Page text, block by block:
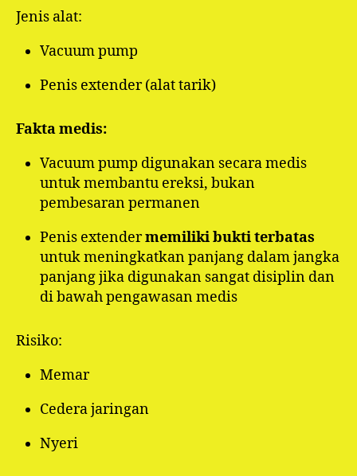
Jenis alat:
Vacuum pump
Penis extender (alat tarik)
Fakta medis:
Vacuum pump digunakan secara medis
untuk membantu ereksi, bukan
pembesaran permanen
Penis extendermemiliki bukti terbatas
untuk meningkatkan panjang dalam jangka
panjang jika digunakan sangat disiplin dan
di bawah pengawasan medis
Risiko:
Memar
Cedera jaringan
Nyeri